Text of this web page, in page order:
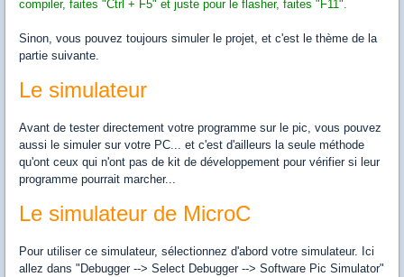
compiler, faites "Ctrl + F5" et juste pour le flasher, faites "F11".
Sinon, vous pouvez toujours simuler le projet, et c'est le thème de la
partie suivante.
Le simulateur
Avant de tester directement votre programme sur le pic, vous pouvez
aussi le simuler sur votre PC... et c'est d'ailleurs la seule méthode
qu'ont ceux qui n'ont pas de kit de développement pour vérifier si leur
programme pourrait marcher...
Le simulateur de MicroC
Pour utiliser ce simulateur, sélectionnez d'abord votre simulateur. Ici
allez dans "Debugger --> Select Debugger --> Software Pic Simulator"